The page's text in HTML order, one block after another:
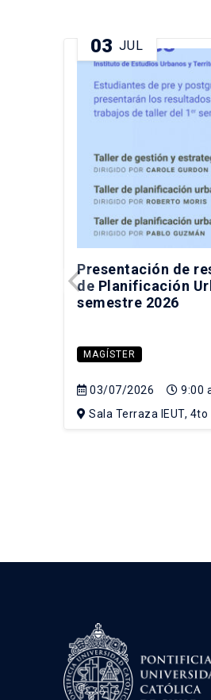
03 JUL
Presentación de
de Planificación
semestre 2026
MAGÍSTER
03/07/2026
9:00
Sala Terraza IEUT, 4to